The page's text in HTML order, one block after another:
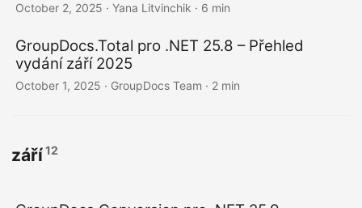
October 2, 2025 · Yana Litvinchik · 6 min
GroupDocs.Total pro .NET 25.8 – Přehled
vydání září 2025
October 1, 2025 · GroupDocs Team · 2 min
září12